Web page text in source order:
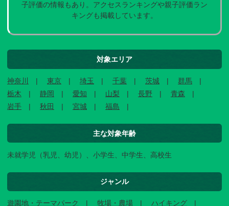
子評価の情報もあり。アクセスランキングや親子評価ラン
キングも掲載しています。
対象エリア
神奈川 東京 埼玉 千葉 茨城
群馬
栃木
静岡 愛知 山梨 長野
青森
岩手
秋田 宮城 福島
主な対象年齢
未就学児（乳児、幼児）、小学生、中学生、高校生
ジャンル
遊園地・テーマパーク 牧場・農場
ハイキング